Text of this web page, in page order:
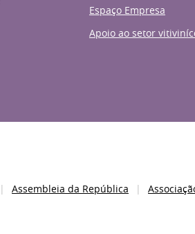
Espaço Empresa
Apoio ao setor
Assembleia da República